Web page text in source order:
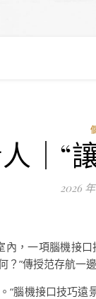
｜“
2026
，一項腦機接
？”傳授范存航一
“腦機接口技巧遠